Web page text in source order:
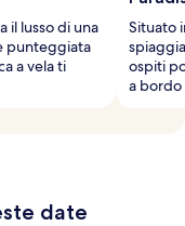
a
t
o
il lusso di una
punteggiata
a vela ti
Situato
ospiti
a bordo
date